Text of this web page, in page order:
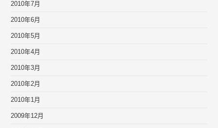
2010年7月
2010年6月
2010年5月
2010年4月
2010年3月
2010年2月
2010年1月
2009年12月